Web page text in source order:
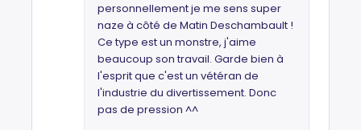
personnellement je me sens super
naze à côté de Matin Deschambault !
Ce type est un monstre, j'aime
beaucoup son travail. Garde bien à
l'esprit que c'est un vétéran de
l'industrie du divertissement. Donc
pas de pression ^^